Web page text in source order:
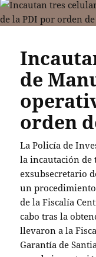
de
orden
La Policía de
la incautación de
exsubsecretario
un
de la Fiscalía
cabo tras la
llevaron a la
Garantía de